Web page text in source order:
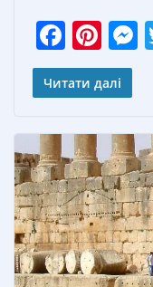
F
ac
e
o
o
k
Pi
nt
er
st
g
Читати далі